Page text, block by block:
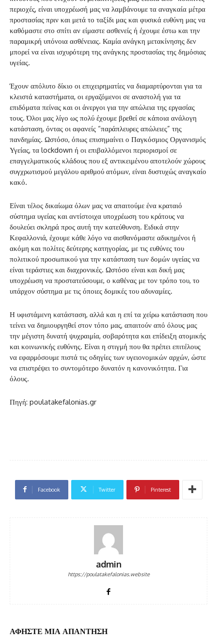
περιοχές, είναι υποχρέωσή μας να λαμβάνουμε τα αναγκαία μέτρα
προστασίας πριν και μετά το ταξίδι μας και φυσικά ευθύνη μας να
καθόμαστε στο σπίτι αν είμαστε ασθενείς ή έχουμε έστω και την
παραμικρή υπόνοια ασθένειας. Καμία ανάγκη μετακίνησης δεν
μπορεί να είναι ισχυρότερη της ανάγκης προστασίας της δημόσιας
υγείας.
Έχουν απόλυτο δίκιο οι επιχειρηματίες να διαμαρτύρονται για τα
κλειστά καταστήματα, οι εργαζόμενοι σε αναστολή για τα
επιδόματα πείνας και οι άνεργοι για την απώλεια της εργασίας
τους. Όλοι μας λίγο ως πολύ έχουμε βρεθεί σε κάποια ανάλογη
κατάσταση, όντας οι αφανείς “παράπλευρες απώλειες” της
πανδημίας. Ωστόσο, όπως επισημαίνει ο Παγκόσμιος Οργανισμός
Υγείας, τα lockdown ή οι επιβαλλόμενοι περιορισμοί σε
επαγγελματικούς κλάδους που εξ αντικειμένου αποτελούν χώρους
συγχρωτισμού μεγάλου αριθμού ατόμων, είναι δυστυχώς αναγκαίο
κακό.
Είναι τέλος δικαίωμα όλων μας να απαιτούμε ένα κραταιό
σύστημα υγείας και αντίστοιχα υποχρέωση του κράτους να
δουλεύει σκληρά προς αυτή την κατεύθυνση. Ειδικά στην
Κεφαλλονιά, έχουμε κάθε λόγο να αισθανόμαστε αδικημένοι ή
ακόμη και πολίτες δεύτερης κατηγορίας, με τις ευθύνες του
πολιτικού προσωπικού για την κατάσταση των δομών υγείας να
είναι τεράστιες και διαχρονικές. Ωστόσο είναι και δική μας
υποχρέωση να προστατεύσουμε, ο καθένας με τον τρόπο του, το
υπάρχον σύστημα με τις όποιες δομικές του αδυναμίες.
Η υφιστάμενη κατάσταση, αλλά και η επί τα χείρω κατάσταση που
τείνει να δημιουργηθεί στον τόπο μας, απαιτούν από όλους μας
την μέγιστη δυνατή ψυχραιμία, σοβαρότητα και επίδειξη ατομικής
και κοινωνικής ευθύνης. Είναι η στιγμή που θα πρέπει επιτέλους
να εφαρμόσουμε πιστά τις οδηγίες των υγειονομικών αρχών, ώστε
να επιστρέψει το συντομότερο δυνατόν η κανονικότητα. Για
όλους.
Πηγή: poulatakefalonias.gr
Facebook Twitter Pinterest
admin
https://poulatakefalonias.website
ΑΦΗΣΤΕ ΜΙΑ ΑΠΑΝΤΗΣΗ